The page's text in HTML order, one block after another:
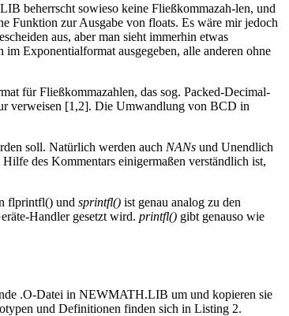
beherrscht sowieso keine Fließkommazah-len, und
zur Ausgabe von floats. Es wäre mir jedoch
aus, aber man sieht immerhin etwas
Exponentialformat ausgegeben, alle anderen ohne
für Fließkommazahlen, das sog. Packed-Decimal-
verweisen [1,2]. Die Umwandlung von BCD in
soll. Natürlich werden auch NANs und Unendlich
des Kommentars einigermaßen verständlich ist,
flprintfl() und sprintfl() ist genau analog zu den
Handler gesetzt wird. printfl() gibt genauso wie
.O-Datei in NEWMATH.LIB um und kopieren sie
und Definitionen finden sich in Listing 2.